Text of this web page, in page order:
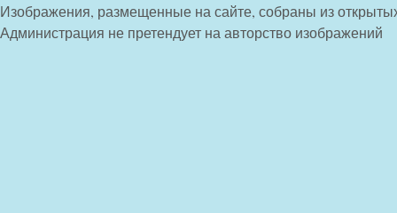
Изображения, размещенные на сайте, собраны из
Администрация не претендует на авторство изображений